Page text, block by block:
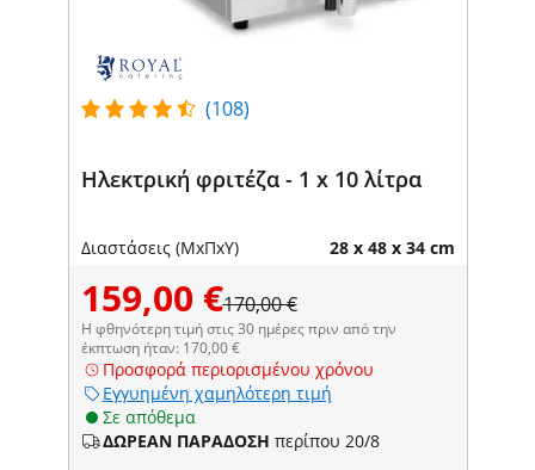
(108)
Ηλεκτρική φριτέζα - 1 x 10 λίτρα
Διαστάσεις (ΜxΠxΥ) 28 x 48 x 34 cm
159,00 €170,00 €
Η φθηνότερη τιμή στις 30 ημέρες πριν από την
έκπτωση ήταν: 170,00 €
Προσφορά περιορισμένου χρόνου
Εγγυημένη χαμηλότερη τιμή
Σε απόθεμα
ΔΩΡΕΑΝ ΠΑΡΑΔΟΣΗ περίπου 20/8